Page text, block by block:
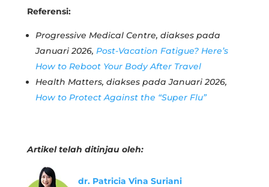
Referensi:
Progressive Medical Centre, diakses pada
Januari 2026, Post-Vacation Fatigue? Here’s
How to Reboot Your Body After Travel
Health Matters, diakses pada Januari 2026,
How to Protect Against the “Super Flu”
Artikel telah ditinjau oleh:
dr. Patricia Vina Suriani